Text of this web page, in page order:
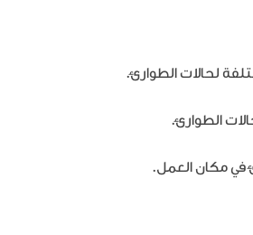
لحالات الطوارئ.
الطوارئ.
في مكان العمل.